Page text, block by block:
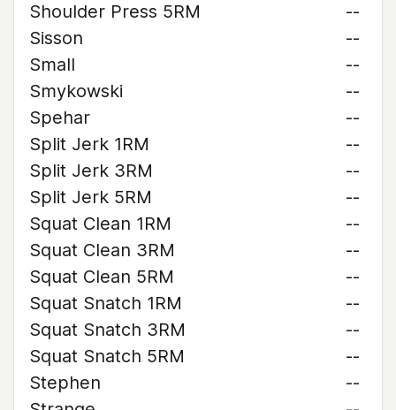
Shoulder Press 5RM
--
Sisson
--
Small
--
Smykowski
--
Spehar
--
Split Jerk 1RM
--
Split Jerk 3RM
--
Split Jerk 5RM
--
Squat Clean 1RM
--
Squat Clean 3RM
--
Squat Clean 5RM
--
Squat Snatch 1RM
--
Squat Snatch 3RM
--
Squat Snatch 5RM
--
Stephen
--